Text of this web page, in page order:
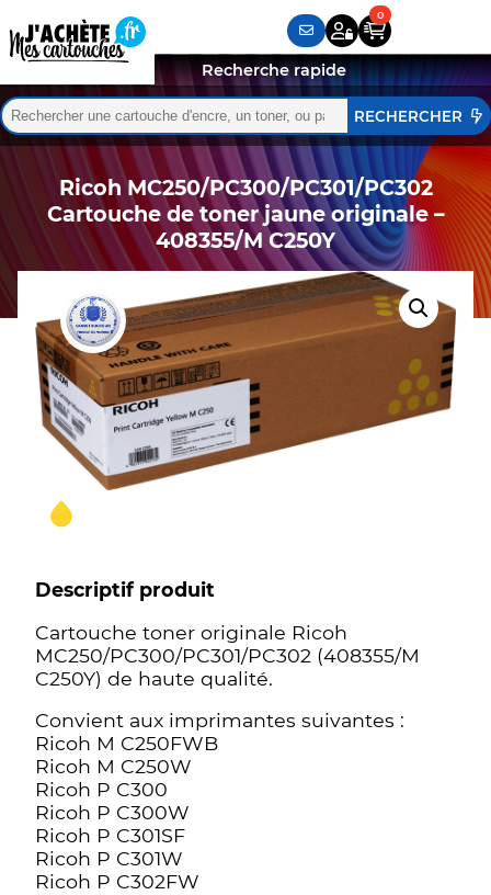
Rechercher :
Quand les résultats de l'auto-complétion sont
Recherche rapide
Ricoh MC250/PC300/PC301/PC302
Cartouche de toner jaune originale –
408355/M C250Y
Descriptif produit
Cartouche toner originale Ricoh
MC250/PC300/PC301/PC302 (408355/M
C250Y) de haute qualité.
Convient aux imprimantes suivantes :
Ricoh M C250FWB
Ricoh M C250W
Ricoh P C300
Ricoh P C300W
Ricoh P C301SF
Ricoh P C301W
Ricoh P C302FW